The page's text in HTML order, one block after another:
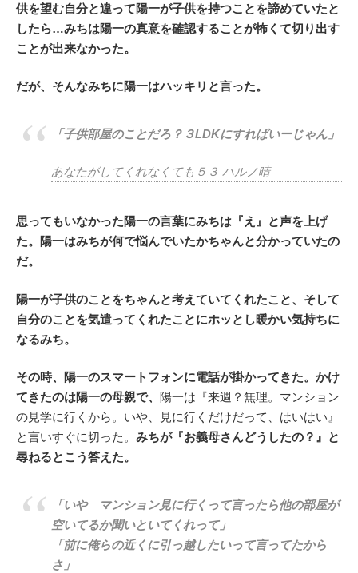
供を望む自分と違って陽一が子供を持つことを諦めていたと
したら…みちは陽一の真意を確認することが怖くて切り出す
ことが出来なかった。
だが、そんなみちに陽一はハッキリと言った。
「子供部屋のことだろ？３LDKにすればいーじゃん」
あなたがしてくれなくても５３ ハルノ晴
思ってもいなかった陽一の言葉にみちは『え』と声を上げ
た。陽一はみちが何で悩んでいたかちゃんと分かっていたの
だ。
陽一が子供のことをちゃんと考えていてくれたこと、そして
自分のことを気遣ってくれたことにホッとし暖かい気持ちに
なるみち。
その時、陽一のスマートフォンに電話が掛かってきた。かけ
てきたのは陽一の母親で、 陽一は『来週？無理。マンション
の見学に行くから。いや、見に行くだけだって、はいはい』
と言いすぐに切った。 みちが『お義母さんどうしたの？』と
尋ねるとこう答えた。
「いや マンション見に行くって言ったら他の部屋が
空いてるか聞いといてくれって」
「前に俺らの近くに引っ越したいって言ってたから
さ」